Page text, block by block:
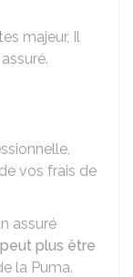
majeur, Il
vos frais de
assuré
plus être
la Puma.